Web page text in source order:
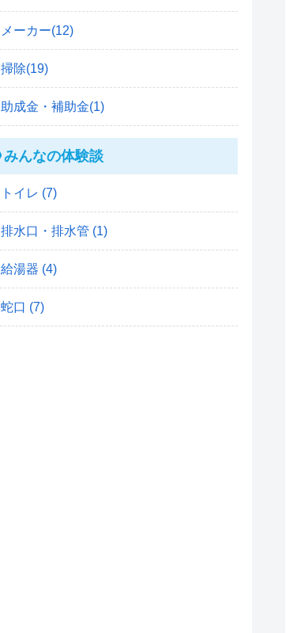
メーカー(12)
掃除(19)
助成金・補助金(1)
みんなの体験談
トイレ (7)
排水口・排水管 (1)
給湯器 (4)
蛇口 (7)